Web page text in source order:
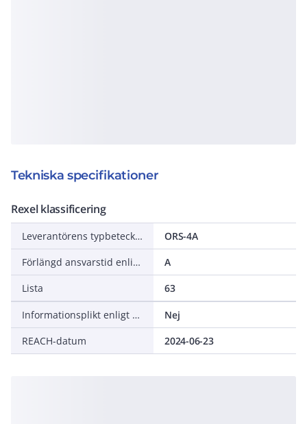
Tekniska specifikationer
Rexel klassificering
Leverantörens typbeteckning
ORS-4A
Förlängd ansvarstid enligt ALEM-09
A
Lista
63
Informationsplikt enligt REACH
Nej
REACH-datum
2024-06-23